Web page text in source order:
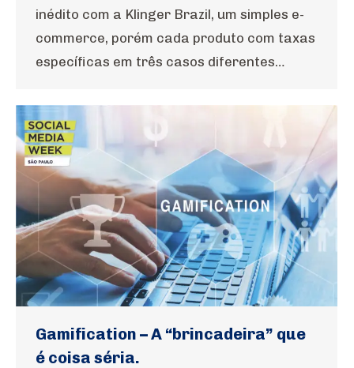
inédito com a Klinger Brazil, um simples e-
commerce, porém cada produto com taxas
específicas em três casos diferentes…
Gamification – A “brincadeira” que
é coisa séria.